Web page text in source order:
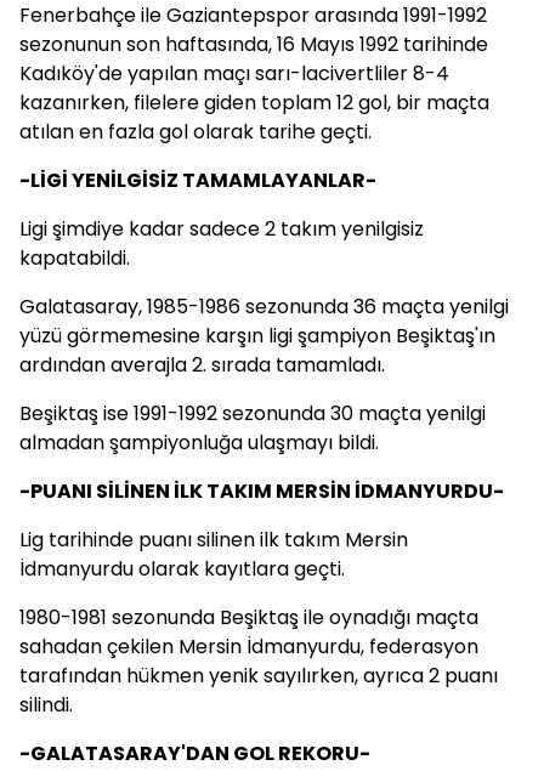
Fenerbahçe ile Gaziantepspor arasında 1991-1992
sezonunun son haftasında, 16 Mayıs 1992 tarihinde
Kadıköy'de yapılan maçı sarı-lacivertliler 8-4
kazanırken, filelere giden toplam 12 gol, bir maçta
atılan en fazla gol olarak tarihe geçti.
-LİGİ YENİLGİSİZ TAMAMLAYANLAR-
Ligi şimdiye kadar sadece 2 takım yenilgisiz
kapatabildi.
Galatasaray, 1985-1986 sezonunda 36 maçta yenilgi
yüzü görmemesine karşın ligi şampiyon Beşiktaş'ın
ardından averajla 2. sırada tamamladı.
Beşiktaş ise 1991-1992 sezonunda 30 maçta yenilgi
almadan şampiyonluğa ulaşmayı bildi.
-PUANI SİLİNEN İLK TAKIM MERSİN İDMANYURDU-
Lig tarihinde puanı silinen ilk takım Mersin
İdmanyurdu olarak kayıtlara geçti.
1980-1981 sezonunda Beşiktaş ile oynadığı maçta
sahadan çekilen Mersin İdmanyurdu, federasyon
tarafından hükmen yenik sayılırken, ayrıca 2 puanı
silindi.
-GALATASARAY'DAN GOL REKORU-